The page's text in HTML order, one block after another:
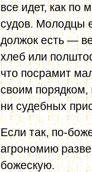
все идет, как по
судов. Молодцы
должок есть —
хлеб или
что посрамит
своим
ни судебных
Если так, по-
агрономию
божескую.